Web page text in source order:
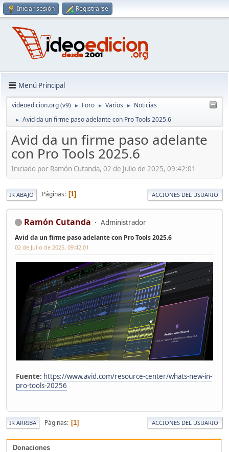
Iniciar sesión Registrarse
Menú Principal
videoedicion.org (v9) ► Foro ► Varios ► Noticias
► Avid da un firme paso adelante con Pro Tools 2025.6
Donaciones
Avid da un firme paso adelante
con Pro Tools 2025.6
Iniciado por Ramón Cutanda, 02 de Julio de 2025, 09:42:01
IR ABAJO Páginas 1 ACCIONES DEL USUARIO
Ramón Cutanda Administrador
Avid da un firme paso adelante con Pro Tools 2025.6
02 de Julio de 2025, 09:42:01
Fuente: https://www.avid.com/resource-center/whats-new-in-
pro-tools-20256
IR ARRIBA Páginas 1 ACCIONES DEL USUARIO